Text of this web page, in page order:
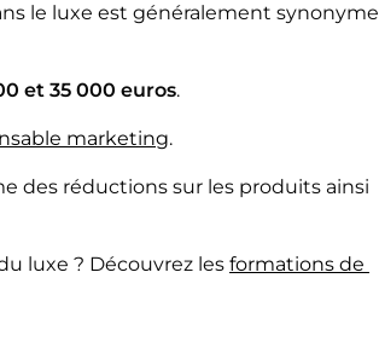
le luxe est généralement synonyme
et 35 000 euros.
marketing.
des réductions sur les produits ainsi
luxe ? Découvrez les formations de